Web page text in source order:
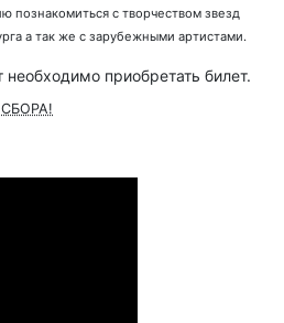
познакомиться с творчеством звезд
а так же с зарубежными артистами.
приобретать билет.